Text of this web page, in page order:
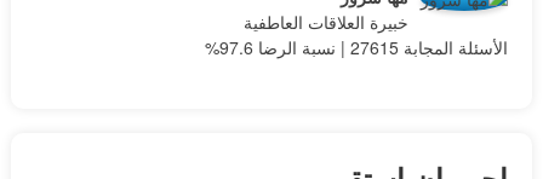
خبيرة العلاقات العاطفية
الأسئلة المجابة 27615 | نسبة الرضا 97.6%